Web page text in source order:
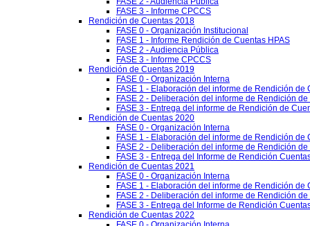
FASE 3 - Informe CPCCS
Rendición de Cuentas 2018
FASE 0 - Organización Institucional
FASE 1 - Informe Rendición de Cuentas HPAS
FASE 2 - Audiencia Pública
FASE 3 - Informe CPCCS
Rendición de Cuentas 2019
FASE 0 - Organización Interna
FASE 1 - Elaboración del informe de Rendición de
FASE 2 - Deliberación del informe de Rendición
FASE 3 - Entrega del informe de Rendición de
Rendición de Cuentas 2020
FASE 0 - Organización Interna
FASE 1 - Elaboración del informe de Rendición de
FASE 2 - Deliberación del informe de Rendición
FASE 3 - Entrega del Informe de Rendición
Rendición de Cuentas 2021
FASE 0 - Organización Interna
FASE 1 - Elaboración del informe de Rendición de
FASE 2 - Deliberación del informe de Rendición
FASE 3 - Entrega del Informe de Rendición
Rendición de Cuentas 2022